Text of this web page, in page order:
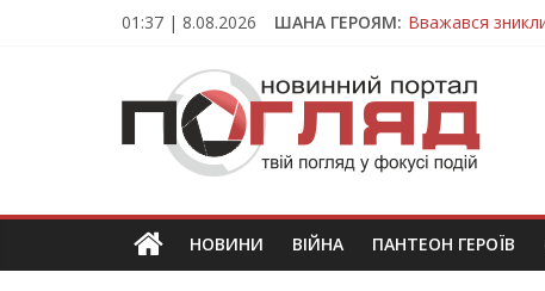
01:37 | 8.08.2026 ШАНА ГЕРОЯМ: Вважався
Тернопільщина
Захисник з
Тернопільщина
ПОГЛЯД
Новини
Тернополя.
новини
та
НОВИНИ ВІЙНА ПАНТЕОН ГЕРОЇВ